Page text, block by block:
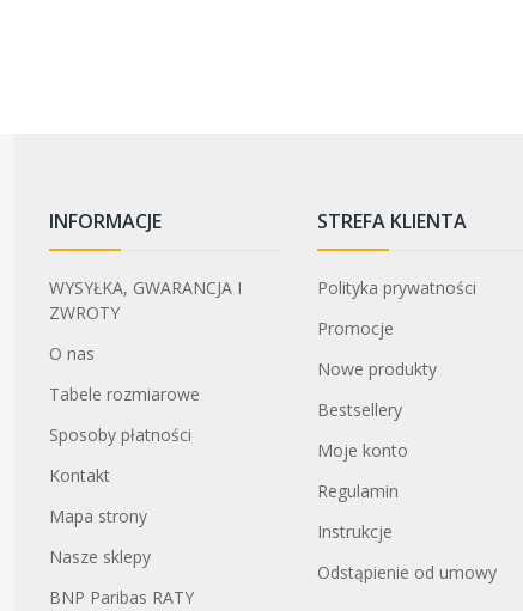
INFORMACJE
WYSYŁKA, GWARANCJA I
ZWROTY
O nas
Tabele rozmiarowe
Sposoby płatności
Kontakt
Mapa strony
Nasze sklepy
BNP Paribas RATY
STREFA KLIENTA
Polityka prywatności
Promocje
Nowe produkty
Bestsellery
Moje konto
Regulamin
Instrukcje
Odstąpienie od umowy